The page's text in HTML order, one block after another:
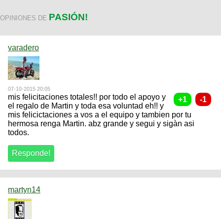
OPINIONES DE PASIÓN!
varadero
07-10-2015 20:05
mis felicitaciones totales!! por todo el apoyo y
el regalo de Martin y toda esa voluntad eh!! y
mis felicictaciones a vos a el equipo y tambien por tu
hermosa renga Martin. abz grande y segui y sigàn asi
todos.
martyn14